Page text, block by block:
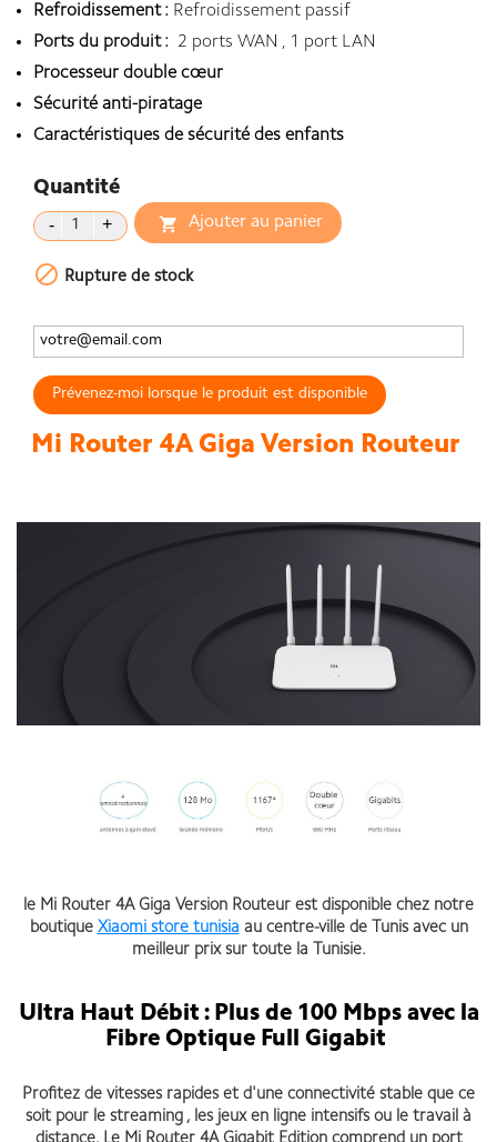
Refroidissement : Refroidissement passif
Ports du produit : 2 ports WAN , 1 port LAN
Processeur double cœur
Sécurité anti-piratage
Caractéristiques de sécurité des enfants
Quantité
 Ajouter au panier
 Rupture de stock
Prévenez-moi lorsque le produit est disponible
Mi Router 4A Giga Version Routeur
le Mi Router 4A Giga Version Routeur est disponible chez notre
boutique Xiaomi store tunisia au centre-ville de Tunis avec un
meilleur prix sur toute la Tunisie.
Ultra Haut Débit : Plus de 100 Mbps avec la
Fibre Optique Full Gigabit
Profitez de vitesses rapides et d'une connectivité stable que ce
soit pour le streaming , les jeux en ligne intensifs ou le travail à